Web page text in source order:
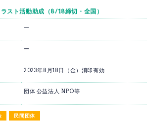
スト活動助成（8/18締切・全国）
民間団体
ー
ー
2023年8月18日（金）消印有効
団体 公益法人 NPO等